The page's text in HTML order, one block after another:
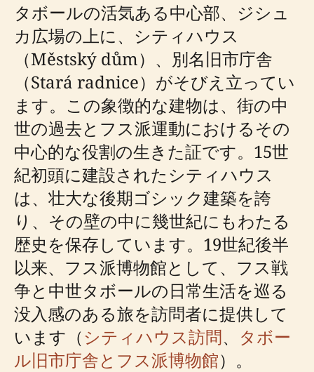
タボールの活気ある中心部、ジシュ
カ広場の上に、シティハウス
（Městský dům）、別名旧市庁舎
（Stará radnice）がそびえ立ってい
ます。この象徴的な建物は、街の中
世の過去とフス派運動におけるその
中心的な役割の生きた証です。15世
紀初頭に建設されたシティハウス
は、壮大な後期ゴシック建築を誇
り、その壁の中に幾世紀にもわたる
歴史を保存しています。19世紀後半
以来、フス派博物館として、フス戦
争と中世タボールの日常生活を巡る
没入感のある旅を訪問者に提供して
います（シティハウス訪問、 タボー
ル旧市庁舎とフス派博物館）。